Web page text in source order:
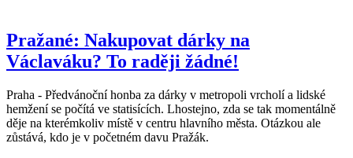
Pražané: Nakupovat dárky na
Václaváku? To raději žádné!
Praha - Předvánoční honba za dárky v metropoli vrcholí a lidské
hemžení se počítá ve statisících. Lhostejno, zda se tak momentálně
děje na kterémkoliv místě v centru hlavního města. Otázkou ale
zůstává, kdo je v početném davu Pražák.